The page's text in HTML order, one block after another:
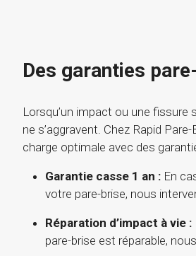
Des garanties
Lorsqu’un impact ou une fissure
ne s’aggravent. Chez Rapid
charge optimale avec des
Garantie casse 1 an : En
votre pare-brise, nous
Réparation d’impact à vie :
pare-brise est réparable,